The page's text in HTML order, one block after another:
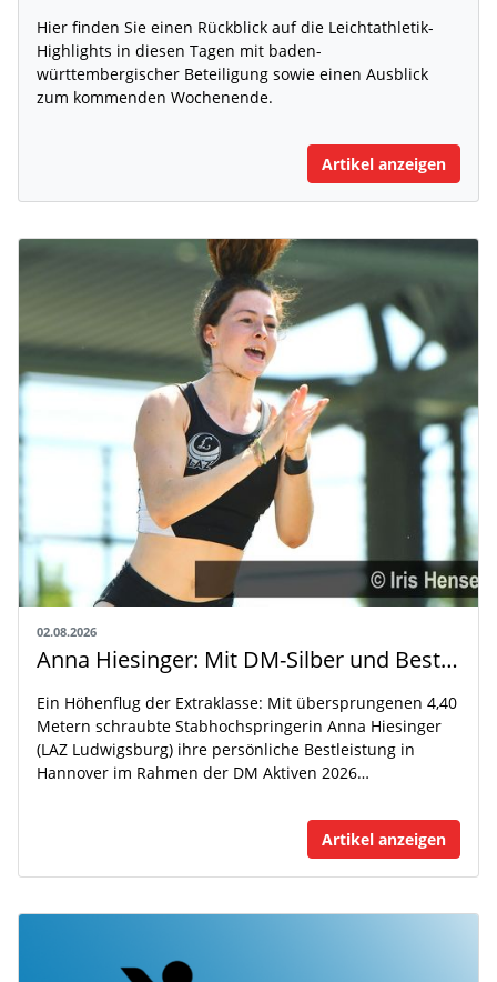
Hier finden Sie einen Rückblick auf die Leichtathletik-
Highlights in diesen Tagen mit baden-
württembergischer Beteiligung sowie einen Ausblick
zum kommenden Wochenende.
Artikel anzeigen
02.08.2026
Anna Hiesinger: Mit DM-Silber und Bestleistung zur U20-WM
Ein Höhenflug der Extraklasse: Mit übersprungenen 4,40
Metern schraubte Stabhochspringerin Anna Hiesinger
(LAZ Ludwigsburg) ihre persönliche Bestleistung in
Hannover im Rahmen der DM Aktiven 2026…
Artikel anzeigen